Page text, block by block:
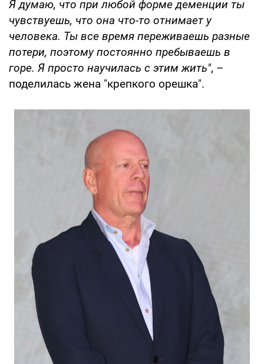
Я думаю, что при любой форме деменции ты
чувствуешь, что она что-то отнимает у
человека. Ты все время переживаешь разные
потери, поэтому постоянно пребываешь в
горе. Я просто научилась с этим жить", –
поделилась жена "крепкого орешка".